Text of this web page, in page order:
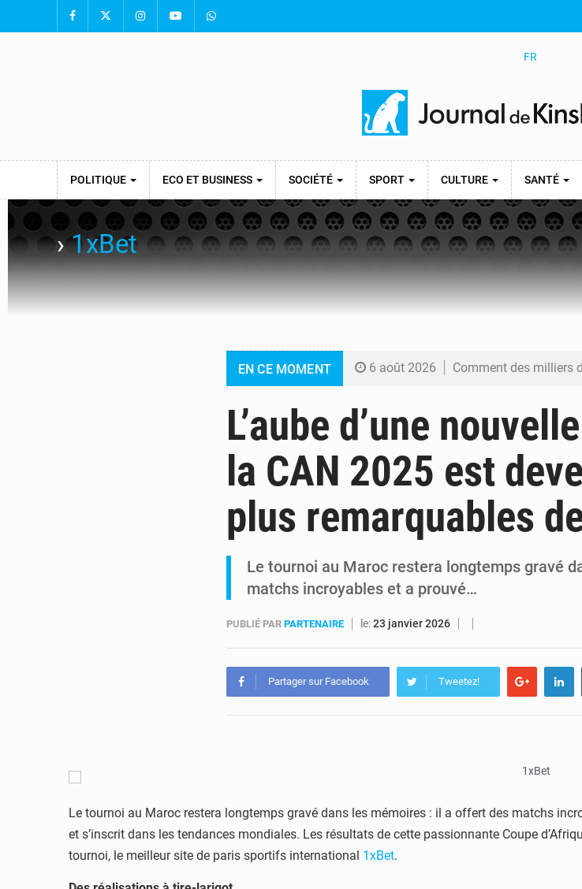
FR
POLITIQUE ECO ET BUSINESS SOCIÉTÉ SPORT CULTURE SANTÉ
›1xBet
EN CE MOMENT 6 août 2026 Comment des milliers
6 août 2026 Shadary et Minaku enfin
6 août 2026 Kinshasa : Le Gouvernement
6 août 2026 Ebola Bundibugyo : Tshisekedi
L’aube d’une
la CAN 2025 est
plus remarquables
Le tournoi au Maroc restera longtemps gravé
matchs incroyables et a prouvé…
PUBLIÉ PAR PARTENAIRE le:23 janvier 2026
Partager sur Facebook Tweetez!
Le tournoi au Maroc restera longtemps gravé dans les mémoires : il a offert des matchs
et s’inscrit dans les tendances mondiales. Les résultats de cette passionnante Coupe
tournoi, le meilleur site de paris sportifs international 1xBet.